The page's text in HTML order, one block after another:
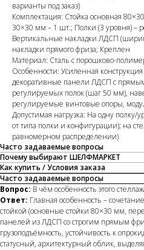
варианты под заказ)
Комплектация: Стойка основная
30×30 мм – 1 шт.; Полки (3 уровня) –
Вертикальные накладки ЛДСП
накладки прямого фриза; Креплен
Материал: Сталь с порошково-
Особенности: Усиленная
декоративные панели ЛДСП с
регулируемых полок (шаг 50 мм),
регулируемые винтовые опоры,
Допустимая нагрузка: На одну полку/
от типа полки и конфигурации); на
равномерном распределении)
Часто задаваемые вопросы
Почему выбирают ШЕЛФМАРКЕТ
Как купить / Условия заказа
Часто задаваемые вопросы
Вопрос: В чём особенность этого
Ответ: Главная особенность –
стойкой (основные стойки 80×30 мм,
панелей из ЛДСП со строгим прямым
грузоподъёмность, устойчивость к
статусный, архитектурный облик,